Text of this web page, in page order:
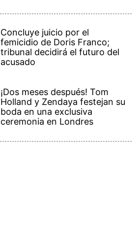
Concluye juicio por el
femicidio de Doris Franco;
tribunal decidirá el futuro del
acusado
¡Dos meses después! Tom
Holland y Zendaya festejan su
boda en una exclusiva
ceremonia en Londres